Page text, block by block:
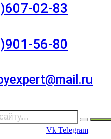
02-83
56-80
Vk Telegram